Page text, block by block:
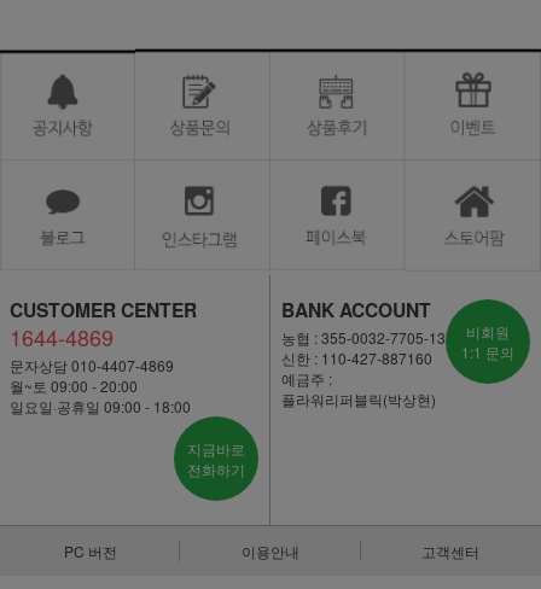
CUSTOMER CENTER
1644-4869
문자상담 010-4407-4869
월~토 09:00 - 20:00
일요일·공휴일 09:00 - 18:00
지금바로
전화하기
BANK ACCOUNT
농협 : 355-0032-7705-13
신한 : 110-427-887160
예금주 :
플라워리퍼블릭(박상현)
비회원
1:1 문의
PC 버전 이용안내 고객센터